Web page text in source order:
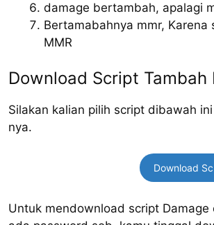
damage bertambah, apalagi
Bertamabahnya mmr,
MMR
Download Script
Silakan kalian pilih script dibawah
nya.
Download
Untuk mendownload script